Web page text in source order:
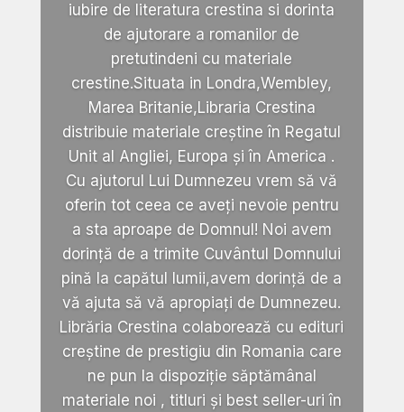
iubire de literatura crestina si dorinta
de ajutorare a romanilor de
pretutindeni cu materiale
crestine.Situata in Londra,Wembley,
Marea Britanie,Libraria Crestina
distribuie materiale creștine în Regatul
Unit al Angliei, Europa și în America .
Cu ajutorul Lui Dumnezeu vrem să vă
oferin tot ceea ce aveți nevoie pentru
a sta aproape de Domnul! Noi avem
dorință de a trimite Cuvântul Domnului
pină la capătul lumii,avem dorință de a
vă ajuta să vă apropiați de Dumnezeu.
Librăria Crestina colaborează cu edituri
creștine de prestigiu din Romania care
ne pun la dispoziție săptămânal
materiale noi , titluri și best seller-uri în